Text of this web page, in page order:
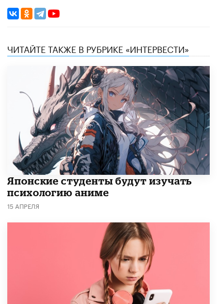
ЧИТАЙТЕ ТАКЖЕ В РУБРИКЕ «ИНТЕРВЕСТИ»
Японские студенты будут изучать
психологию аниме
15 АПРЕЛЯ